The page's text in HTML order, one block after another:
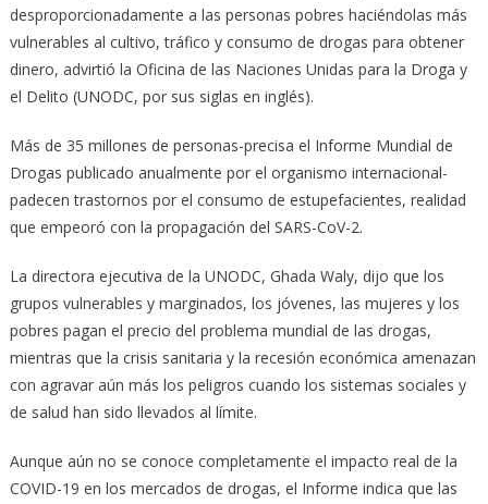
desproporcionadamente a las personas pobres haciéndolas más
vulnerables al cultivo, tráfico y consumo de drogas para obtener
dinero, advirtió la Oficina de las Naciones Unidas para la Droga y
el Delito (UNODC, por sus siglas en inglés).
Más de 35 millones de personas-precisa el Informe Mundial de
Drogas publicado anualmente por el organismo internacional-
padecen trastornos por el consumo de estupefacientes, realidad
que empeoró con la propagación del SARS-CoV-2.
La directora ejecutiva de la UNODC, Ghada Waly, dijo que los
grupos vulnerables y marginados, los jóvenes, las mujeres y los
pobres pagan el precio del problema mundial de las drogas,
mientras que la crisis sanitaria y la recesión económica amenazan
con agravar aún más los peligros cuando los sistemas sociales y
de salud han sido llevados al límite.
Aunque aún no se conoce completamente el impacto real de la
COVID-19 en los mercados de drogas, el Informe indica que las